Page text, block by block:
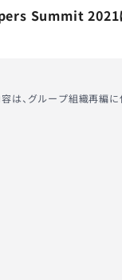
Summit 2021
、グループ組織再編に